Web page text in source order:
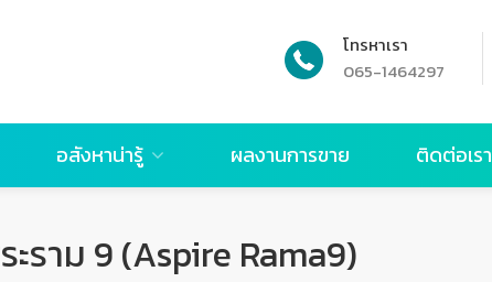
โทรหาเรา
065-1464297
อสังหาน่ารู้ ผลงานการขาย ติดต่อเรา
ราม 9 (Aspire Rama9)